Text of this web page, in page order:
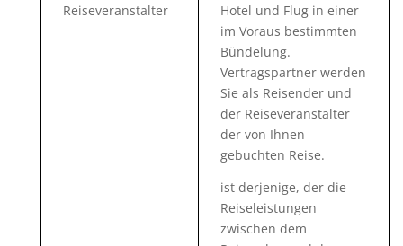
Reiseveranstalter
Hotel und Flug in einer
im Voraus bestimmten
Bündelung.
Vertragspartner werden
Sie als Reisender und
der Reiseveranstalter
der von Ihnen
gebuchten Reise.
ist derjenige, der die
Reiseleistungen
zwischen dem